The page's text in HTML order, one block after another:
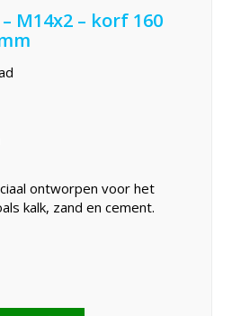
M14x2 – korf 160
ontworpen voor het
kalk, zand en cement.